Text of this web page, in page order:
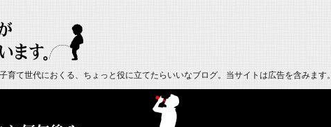
育て世代におくる、ちょっと役に立てたらいいなブログ。当サイトは広告を含みます。